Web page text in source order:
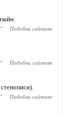
" Подобни сайтове
" Подобни сайтове
" Подобни сайтове